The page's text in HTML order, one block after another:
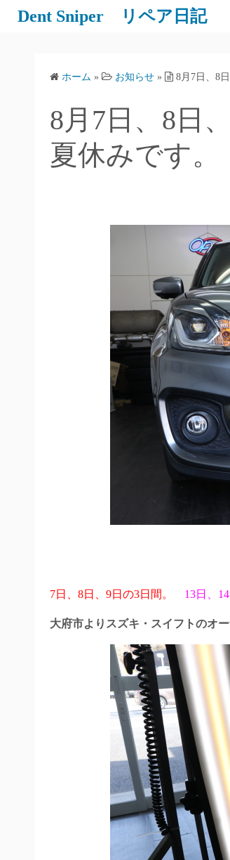
Dent Sniper リペア日記
ホーム » お知らせ » 8月7日、8
8月7日、8日
夏休みです。
7日、8日、9日の3日間。 13日、
大府市よりスズキ・スイフトのオ